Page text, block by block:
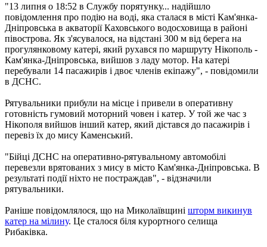
"13 липня о 18:52 в Службу порятунку... надійшло
повідомлення про подію на воді, яка сталася в місті Кам'янка-
Дніпровська в акваторії Каховського водосховища в районі
півострова. Як з'ясувалося, на відстані 300 м від берега на
прогулянковому катері, який рухався по маршруту Нікополь -
Кам'янка-Дніпровська, вийшов з ладу мотор. На катері
перебували 14 пасажирів і двоє членів екіпажу", - повідомили
в ДСНС.
Рятувальники прибули на місце і привели в оперативну
готовність гумовий моторний човен і катер. У той же час з
Нікополя вийшов інший катер, який дістався до пасажирів і
перевіз їх до мису Каменський.
"Бійці ДСНС на оперативно-рятувальному автомобілі
перевезли врятованих з мису в місто Кам'янка-Дніпровська. В
результаті події ніхто не постраждав", - відзначили
рятувальники.
Раніше повідомлялося, що на Миколаївщині шторм викинув
катер на мілину. Це сталося біля курортного селища
Рибаківка.